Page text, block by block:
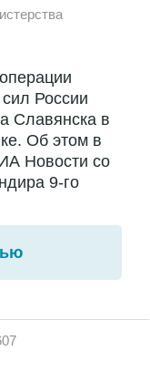
России
Славянска в
Об этом в
Новости со
9-го